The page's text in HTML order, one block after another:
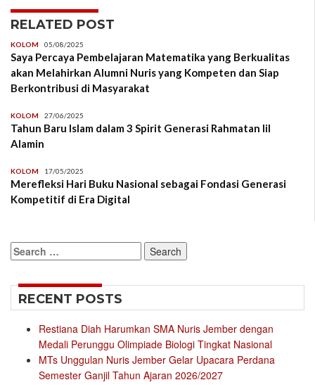
RELATED POST
KOLOM 05/08/2025
Saya Percaya Pembelajaran Matematika yang Berkualitas
akan Melahirkan Alumni Nuris yang Kompeten dan Siap
Berkontribusi di Masyarakat
KOLOM 27/06/2025
Tahun Baru Islam dalam 3 Spirit Generasi Rahmatan lil
Alamin
KOLOM 17/05/2025
Merefleksi Hari Buku Nasional sebagai Fondasi Generasi
Kompetitif di Era Digital
Search
for:
RECENT POSTS
Restiana Diah Harumkan SMA Nuris Jember dengan
Medali Perunggu Olimpiade Biologi Tingkat Nasional
MTs Unggulan Nuris Jember Gelar Upacara Perdana
Semester Ganjil Tahun Ajaran 2026/2027